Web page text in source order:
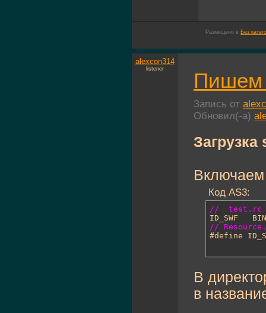
Размещено в Без
alexcon314
listener Пишем
Запись от
Обновил(-а)
Загрузка
Код AS3:
//  test.rc
//
В
в